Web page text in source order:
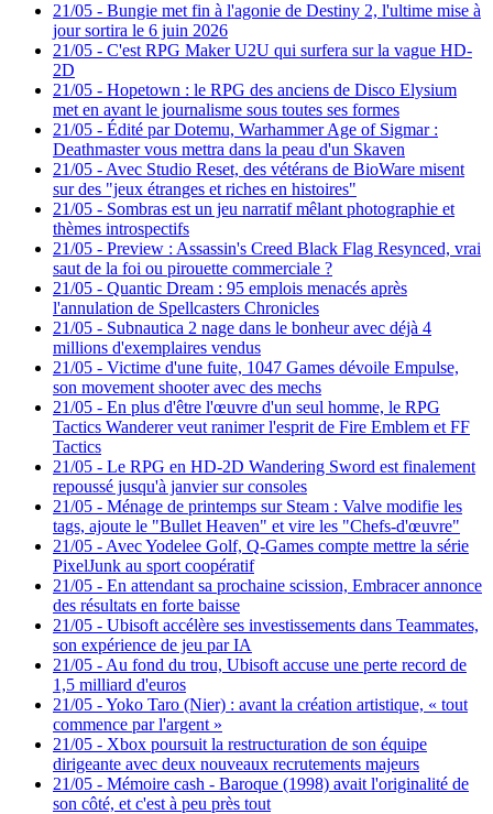
21/05 - Bungie met fin à l'agonie de Destiny 2, l'ultime mise à
jour sortira le 6 juin 2026
21/05 - C'est RPG Maker U2U qui surfera sur la vague HD-
2D
21/05 - Hopetown : le RPG des anciens de Disco Elysium
met en avant le journalisme sous toutes ses formes
21/05 - Édité par Dotemu, Warhammer Age of Sigmar :
Deathmaster vous mettra dans la peau d'un Skaven
21/05 - Avec Studio Reset, des vétérans de BioWare misent
sur des "jeux étranges et riches en histoires"
21/05 - Sombras est un jeu narratif mêlant photographie et
thèmes introspectifs
21/05 - Preview : Assassin's Creed Black Flag Resynced, vrai
saut de la foi ou pirouette commerciale ?
21/05 - Quantic Dream : 95 emplois menacés après
l'annulation de Spellcasters Chronicles
21/05 - Subnautica 2 nage dans le bonheur avec déjà 4
millions d'exemplaires vendus
21/05 - Victime d'une fuite, 1047 Games dévoile Empulse,
son movement shooter avec des mechs
21/05 - En plus d'être l'œuvre d'un seul homme, le RPG
Tactics Wanderer veut ranimer l'esprit de Fire Emblem et FF
Tactics
21/05 - Le RPG en HD-2D Wandering Sword est finalement
repoussé jusqu'à janvier sur consoles
21/05 - Ménage de printemps sur Steam : Valve modifie les
tags, ajoute le "Bullet Heaven" et vire les "Chefs-d'œuvre"
21/05 - Avec Yodelee Golf, Q-Games compte mettre la série
PixelJunk au sport coopératif
21/05 - En attendant sa prochaine scission, Embracer annonce
des résultats en forte baisse
21/05 - Ubisoft accélère ses investissements dans Teammates,
son expérience de jeu par IA
21/05 - Au fond du trou, Ubisoft accuse une perte record de
1,5 milliard d'euros
21/05 -Yoko Taro (Nier) : avant la création artistique, « tout
commence par l'argent »
21/05 - Xbox poursuit la restructuration de son équipe
dirigeante avec deux nouveaux recrutements majeurs
21/05 - Mémoire cash - Baroque (1998) avait l'originalité de
son côté, et c'est à peu près tout